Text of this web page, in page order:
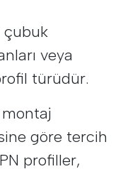
çubuk
veya
türüdür.
montaj
göre tercih
profiller,